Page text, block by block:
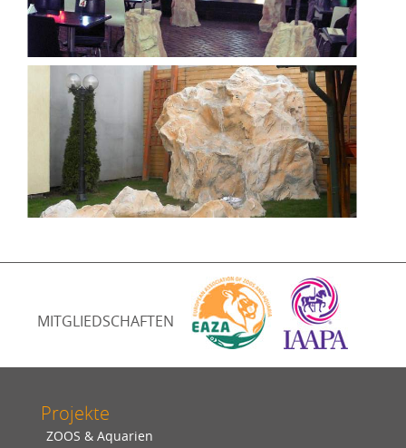
MITGLIEDSCHAFTEN
Projekte
ZOOS & Aquarien